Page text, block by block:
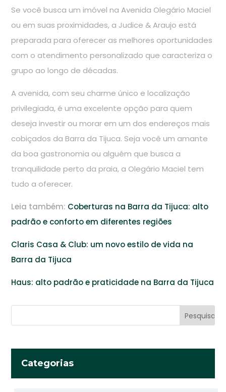
Se você busca um imóvel na Avenida Olegário Maciel
ou em suas proximidades, a Judice & Araujo está
preparada para oferecer as melhores oportunidades
com o atendimento personalizado que caracteriza o
grupo ao longo de décadas.
A avenida, com seu charme único e localização
privilegiada, é uma excelente opção para quem
deseja investir ou morar em um dos endereços mais
cobiçados da Barra da Tijuca. Seja você um amante
da boa gastronomia ou alguém que busca a
tranquilidade perto da praia, a Olegário Maciel tem
tudo a oferecer.
Leia também: Coberturas na Barra da Tijuca: alto
padrão e conforto em diferentes regiões
Claris Casa & Club: um novo estilo de vida na
Barra da Tijuca
Haus: alto padrão e praticidade na Barra da Tijuca
Categorias